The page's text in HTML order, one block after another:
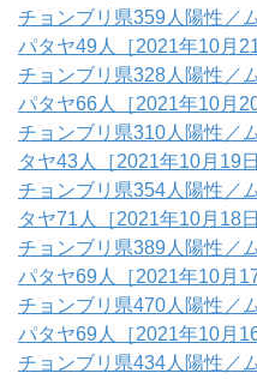
チョンブリ県359人陽性／
パタヤ49人［2021年10月21
チョンブリ県328人陽性／
パタヤ66人［2021年10月20
チョンブリ県310人陽性／
タヤ43人［2021年10月19日
チョンブリ県354人陽性／
タヤ71人［2021年10月18日
チョンブリ県389人陽性／
パタヤ69人［2021年10月17
チョンブリ県470人陽性／
パタヤ69人［2021年10月16
チョンブリ県434人陽性／